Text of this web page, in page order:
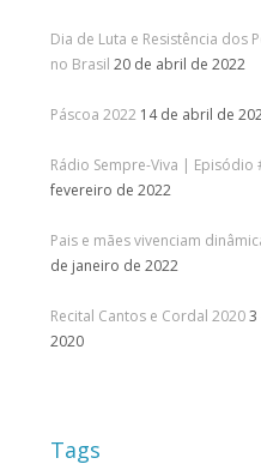
Dia de Luta e Resistência dos
no Brasil 20 de abril de 2022
Páscoa 2022 14 de abril de
Rádio Sempre-Viva | Episódio
fevereiro de 2022
Pais e mães vivenciam
de janeiro de 2022
Recital Cantos e Cordal 2020 3
2020
Tags